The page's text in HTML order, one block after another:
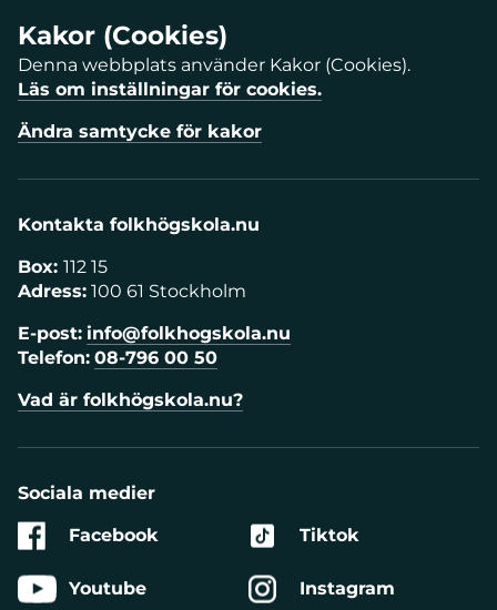
Kakor (Cookies)
Denna webbplats använder Kakor (Cookies).
Läs om inställningar för cookies.
Ändra samtycke för kakor
Kontakta folkhögskola.nu
Box: 112 15
Adress: 100 61 Stockholm
E-post: info@folkhogskola.nu
Telefon: 08-796 00 50
Vad är folkhögskola.nu?
Sociala medier
Facebook
Youtube
Tiktok
Instagram